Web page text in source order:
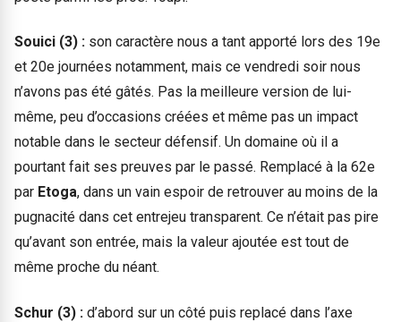
Souici (3) : son caractère nous a tant apporté lors des 19e
et 20e journées notamment, mais ce vendredi soir nous
n’avons pas été gâtés. Pas la meilleure version de lui-
même, peu d’occasions créées et même pas un impact
notable dans le secteur défensif. Un domaine où il a
pourtant fait ses preuves par le passé. Remplacé à la 62e
par Etoga, dans un vain espoir de retrouver au moins de la
pugnacité dans cet entrejeu transparent. Ce n’était pas pire
qu’avant son entrée, mais la valeur ajoutée est tout de
même proche du néant.
Schur (3) : d’abord sur un côté puis replacé dans l’axe